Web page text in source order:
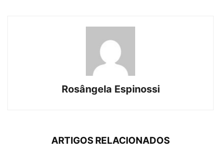
Rosângela Espinossi
ARTIGOS RELACIONADOS